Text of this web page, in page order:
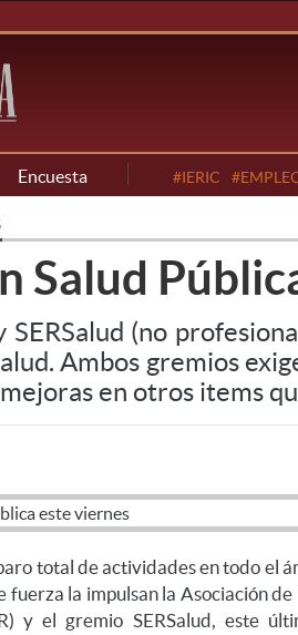
Encuesta #IERIC
Salud
SERSalud (no
Ambos gremios
en otros items
total de actividades en todo el
fuerza la impulsan la Asociación
y el gremio SERSalud, este